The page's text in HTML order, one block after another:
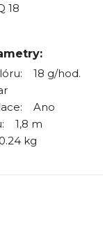
18
18 g/hod.
Ano
1,8 m
kg